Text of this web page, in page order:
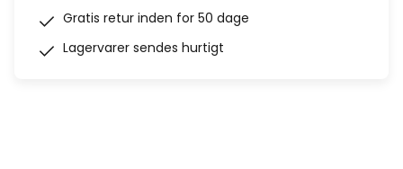
Gratis retur inden for 50 dage
Lagervarer sendes hurtigt